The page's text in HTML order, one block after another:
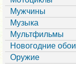
Мужчины
Музыка
Мультфильмы
Новогодние обои
Оружие